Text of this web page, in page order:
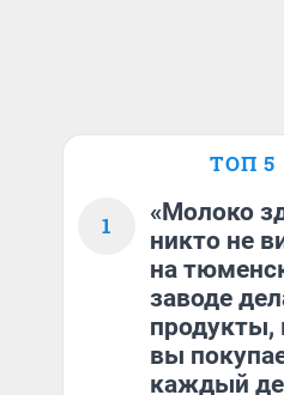
ТОП 5
1
«Молоко
никто не
на
заводе
продукты,
вы
каждый